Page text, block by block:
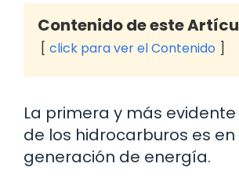
Contenido de este
click para ver el Contenido
La primera y más
de los hidrocarburos es en
generación de energía.